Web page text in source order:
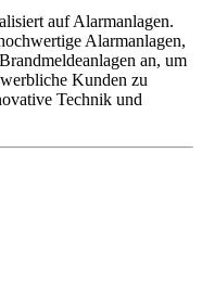
auf Alarmanlagen.
Alarmanlagen,
an, um
Kunden zu
Technik und